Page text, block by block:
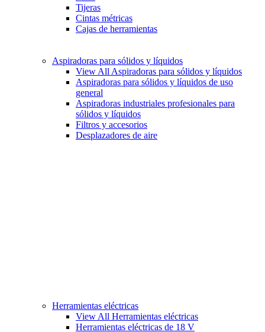
Tijeras
Cintas métricas
Cajas de herramientas
Aspiradoras para sólidos y líquidos
View All Aspiradoras para sólidos y líquidos
Aspiradoras para sólidos y líquidos de uso
general
Aspiradoras industriales profesionales para
sólidos y líquidos
Filtros y accesorios
Desplazadores de aire
Herramientas eléctricas
View All Herramientas eléctricas
Herramientas eléctricas de 18 V